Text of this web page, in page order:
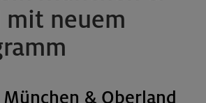
mit neuem
& Oberland